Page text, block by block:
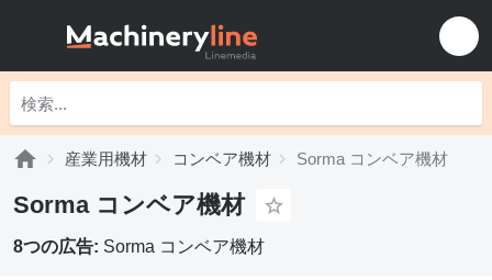
産業用機材 コンベア機材 Sorma コンベア機材
Sorma コンベア機材
8つの広告: Sorma コンベア機材